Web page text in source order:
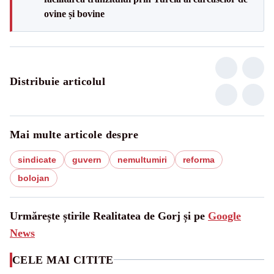
ovine și bovine
Distribuie articolul
Mai multe articole despre
sindicate guvern nemultumiri
reforma
bolojan
Urmărește știrile Realitatea de Gorj și pe Google
News
CELE MAI CITITE